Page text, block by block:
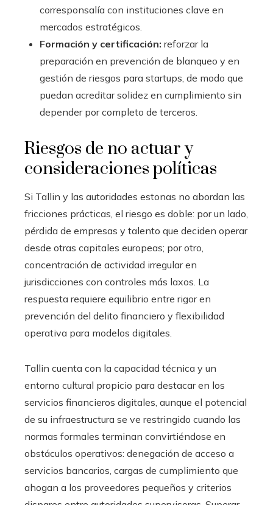
corresponsalía con instituciones clave en
mercados estratégicos.
Formación y certificación: reforzar la
preparación en prevención de blanqueo y en
gestión de riesgos para startups, de modo que
puedan acreditar solidez en cumplimiento sin
depender por completo de terceros.
Riesgos de no actuar y
consideraciones políticas
Si Tallin y las autoridades estonas no abordan las
fricciones prácticas, el riesgo es doble: por un lado,
pérdida de empresas y talento que deciden operar
desde otras capitales europeas; por otro,
concentración de actividad irregular en
jurisdicciones con controles más laxos. La
respuesta requiere equilibrio entre rigor en
prevención del delito financiero y flexibilidad
operativa para modelos digitales.
Tallin cuenta con la capacidad técnica y un
entorno cultural propicio para destacar en los
servicios financieros digitales, aunque el potencial
de su infraestructura se ve restringido cuando las
normas formales terminan convirtiéndose en
obstáculos operativos: denegación de acceso a
servicios bancarios, cargas de cumplimiento que
ahogan a los proveedores pequeños y criterios